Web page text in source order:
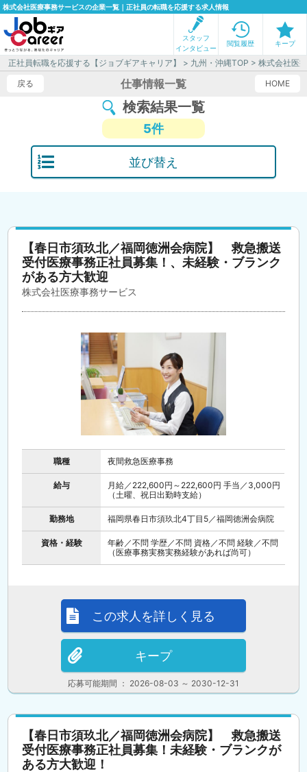
株式会社医療事務サービスの企業一覧｜正社員の転職を応援する求人情報
スタッフ
インタビュー
閲覧履歴 キープ
正社員転職を応援する【ジョブギアキャリア】 > 九州・沖縄TOP > 株式会社医
戻る
HOME
仕事情報一覧
検索結果一覧
5件
並び替え
【春日市須玖北／福岡徳洲会病院】 救急搬送
受付医療事務正社員募集！、未経験・ブランク
がある方大歓迎
株式会社医療事務サービス
職種 夜間救急医療事務
給与
月給／222,600円～222,600円 手当／3,000円
（土曜、祝日出勤時支給）
勤務地 福岡県春日市須玖北4丁目5／福岡徳洲会病院
資格・経験
年齢／不問 学歴／不問 資格／不問 経験／不問
（医療事務実務実務経験があれば尚可）
応募可能期間 ： 2026-08-03 ～ 2030-12-31
この求人を詳しく見る
キープ
【春日市須玖北／福岡徳洲会病院】 救急搬送
受付医療事務正社員募集！未経験・ブランクが
ある方大歓迎！